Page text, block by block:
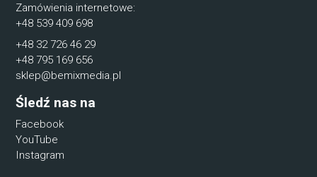
Zamówienia internetowe:
+48 539 409 698
+48 32 726 46 29
+48 795 169 656
sklep@bemixmedia.pl
Śledź nas na
Facebook
YouTube
Instagram